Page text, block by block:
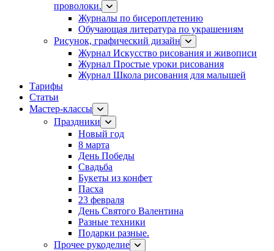
проволоки.
Журналы по бисероплетению
Обучающая литература по украшениям
Рисунок, графический дизайн
Журнал Искусство рисования и живописи
Журнал Простые уроки рисования
Журнал Школа рисования для малышей
Тарифы
Статьи
Мастер-классы
Праздники
Новый год
8 марта
День Победы
Свадьба
Букеты из конфет
Пасха
23 февраля
День Святого Валентина
Разные техники
Подарки разные.
Прочее рукоделие